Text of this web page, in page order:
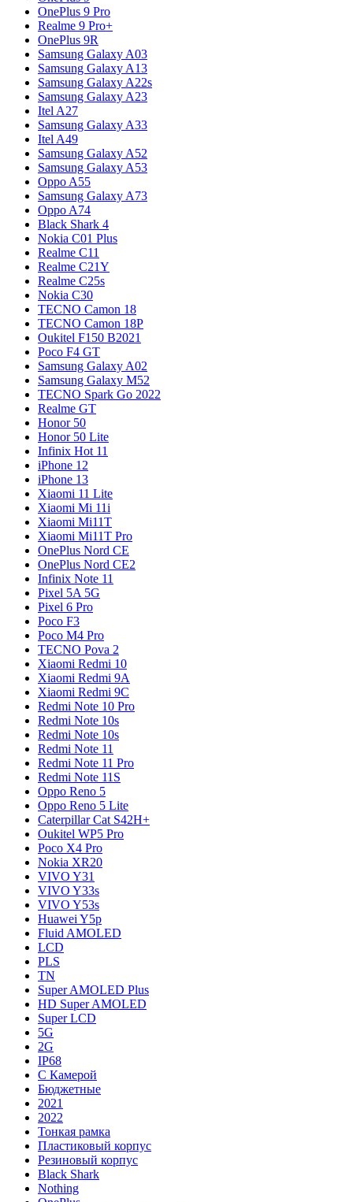
OnePlus 9 Pro
Realme 9 Pro+
OnePlus 9R
Samsung Galaxy A03
Samsung Galaxy A13
Samsung Galaxy A22s
Samsung Galaxy A23
Itel A27
Samsung Galaxy A33
Itel A49
Samsung Galaxy A52
Samsung Galaxy A53
Oppo A55
Samsung Galaxy A73
Oppo A74
Black Shark 4
Nokia C01 Plus
Realme C11
Realme C21Y
Realme C25s
Nokia C30
TECNO Camon 18
TECNO Camon 18P
Oukitel F150 B2021
Poco F4 GT
Samsung Galaxy A02
Samsung Galaxy M52
TECNO Spark Go 2022
Realme GT
Honor 50
Honor 50 Lite
Infinix Hot 11
iPhone 12
iPhone 13
Xiaomi 11 Lite
Xiaomi Mi 11i
Xiaomi Mi11T
Xiaomi Mi11T Pro
OnePlus Nord CE
OnePlus Nord CE2
Infinix Note 11
Pixel 5A 5G
Pixel 6 Pro
Poco F3
Poco M4 Pro
TECNO Pova 2
Xiaomi Redmi 10
Xiaomi Redmi 9A
Xiaomi Redmi 9C
Redmi Note 10 Pro
Redmi Note 10s
Redmi Note 10s
Redmi Note 11
Redmi Note 11 Pro
Redmi Note 11S
Oppo Reno 5
Oppo Reno 5 Lite
Caterpillar Cat S42H+
Oukitel WP5 Pro
Poco X4 Pro
Nokia XR20
VIVO Y31
VIVO Y33s
VIVO Y53s
Huawei Y5p
Fluid AMOLED
LCD
PLS
TN
Super AMOLED Plus
HD Super AMOLED
Super LCD
5G
2G
IP68
С Камерой
Бюджетные
2021
2022
Тонкая рамка
Пластиковый корпус
Резиновый корпус
Black Shark
Nothing